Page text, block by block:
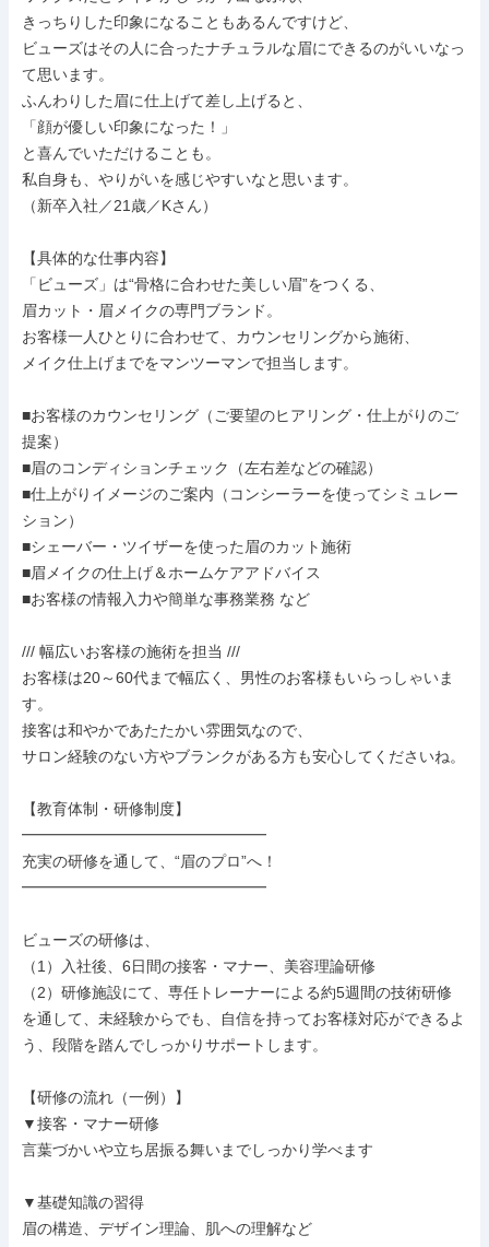
きっちりした印象になることもあるんですけど、
ビューズはその人に合ったナチュラルな眉にできるのがいいなっ
て思います。
ふんわりした眉に仕上げて差し上げると、
「顔が優しい印象になった！」
と喜んでいただけることも。
私自身も、やりがいを感じやすいなと思います。
（新卒入社／21歳／Kさん）
【具体的な仕事内容】
「ビューズ」は“骨格に合わせた美しい眉”をつくる、
眉カット・眉メイクの専門ブランド。
お客様一人ひとりに合わせて、カウンセリングから施術、
メイク仕上げまでをマンツーマンで担当します。
■お客様のカウンセリング（ご要望のヒアリング・仕上がりのご
提案）
■眉のコンディションチェック（左右差などの確認）
■仕上がりイメージのご案内（コンシーラーを使ってシミュレー
ション）
■シェーバー・ツイザーを使った眉のカット施術
■眉メイクの仕上げ＆ホームケアアドバイス
■お客様の情報入力や簡単な事務業務 など
/// 幅広いお客様の施術を担当 ///
お客様は20～60代まで幅広く、男性のお客様もいらっしゃいま
す。
接客は和やかであたたかい雰囲気なので、
サロン経験のない方やブランクがある方も安心してくださいね。
【教育体制・研修制度】
━━━━━━━━━━━━━━━━
充実の研修を通して、“眉のプロ”へ！
━━━━━━━━━━━━━━━━
ビューズの研修は、
（1）入社後、6日間の接客・マナー、美容理論研修
（2）研修施設にて、専任トレーナーによる約5週間の技術研修
を通して、未経験からでも、自信を持ってお客様対応ができるよ
う、段階を踏んでしっかりサポートします。
【研修の流れ（一例）】
▼接客・マナー研修
言葉づかいや立ち居振る舞いまでしっかり学べます
▼基礎知識の習得
眉の構造、デザイン理論、肌への理解など